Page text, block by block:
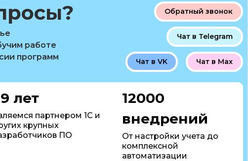
работе
программ
Обратный звонок
Чат в Telegram
Чат в Max
Чат в VK
лет
партнером 1С и
крупных
ПО
12000
внедрений
От настройки учета до
комплексной
автоматизации